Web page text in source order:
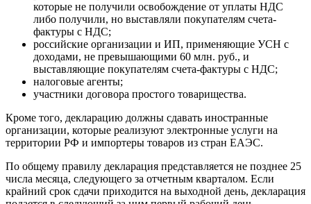
которые не получили освобождение от уплаты НДС
либо получили, но выставляли покупателям счета-
фактуры с НДС;
российские организации и ИП, применяющие УСН с
доходами, не превышающими 60 млн. руб., и
выставляющие покупателям счета-фактуры с НДС;
налоговые агенты;
участники договора простого товарищества.
Кроме того, декларацию должны сдавать иностранные
организации, которые реализуют электронные услуги на
территории РФ и импортеры товаров из стран ЕАЭС.
По общему правилу декларация представляется не позднее 25
числа месяца, следующего за отчетным кварталом. Если
крайний срок сдачи приходится на выходной день, декларация